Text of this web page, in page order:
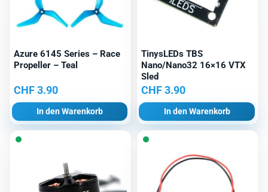
Azure 6145 Series – Race
Propeller – Teal
CHF3.90
In den Warenkorb
TinysLEDs TBS
Nano/Nano32 16×16 VTX
Sled
CHF3.90
In den Warenkorb